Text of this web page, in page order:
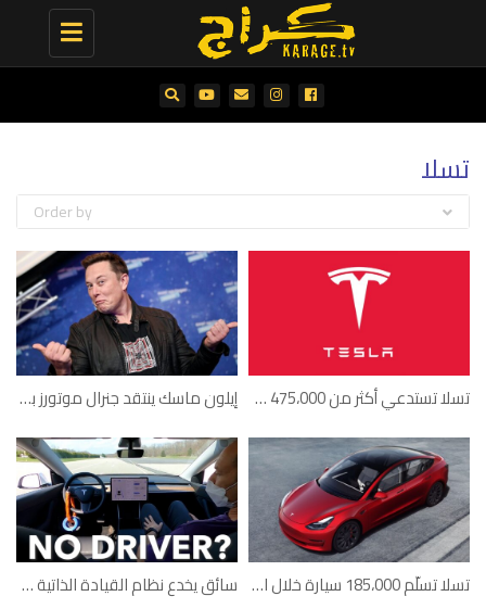
Toggle
navigation
تسلا
Order by
إيلون ماسك ينتقد جنرال موتورز بسبب مبيعاتها المنخفضة من السيارات الكهربائية تسلا تستدعي أكثر من 475،000 سيارة لأسباب تتعلّق بالسلامة
سائق يخدع نظام القيادة الذاتية في تيسلا بطريقة مرعبة تسلا تسلّم 185،000 سيارة خلال الربع الأول من 2021